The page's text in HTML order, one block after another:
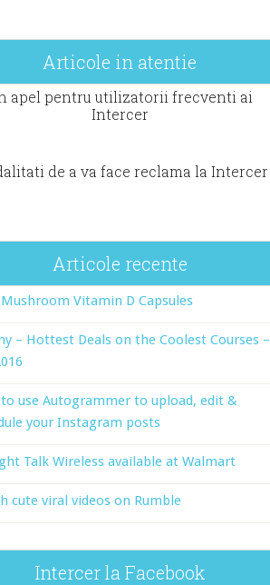
Articole in atentie
apel pentru utilizatorii frecventi ai
Intercer
de a va face reclama la Intercer
Articole recente
Vitamin D Capsules
– Hottest Deals on the Coolest Courses –
use Autogrammer to upload, edit &
your Instagram posts
Talk Wireless available at Walmart
cute viral videos on Rumble
Intercer la Facebook